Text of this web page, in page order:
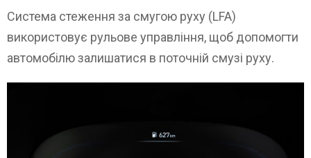
Система стеження за смугою руху (LFA)
використовує рульове управління, щоб допомогти
автомобілю залишатися в поточній смузі руху.